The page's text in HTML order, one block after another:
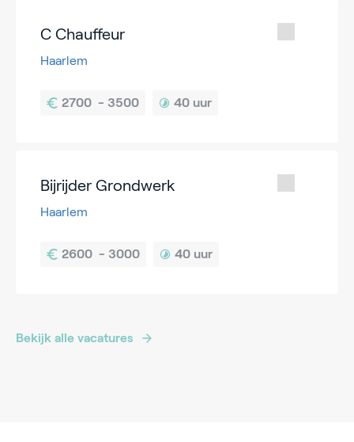
C Chauffeur
Haarlem
40 uur
Bijrijder Grondwerk
Haarlem
40 uur
Bekijk alle vacatures